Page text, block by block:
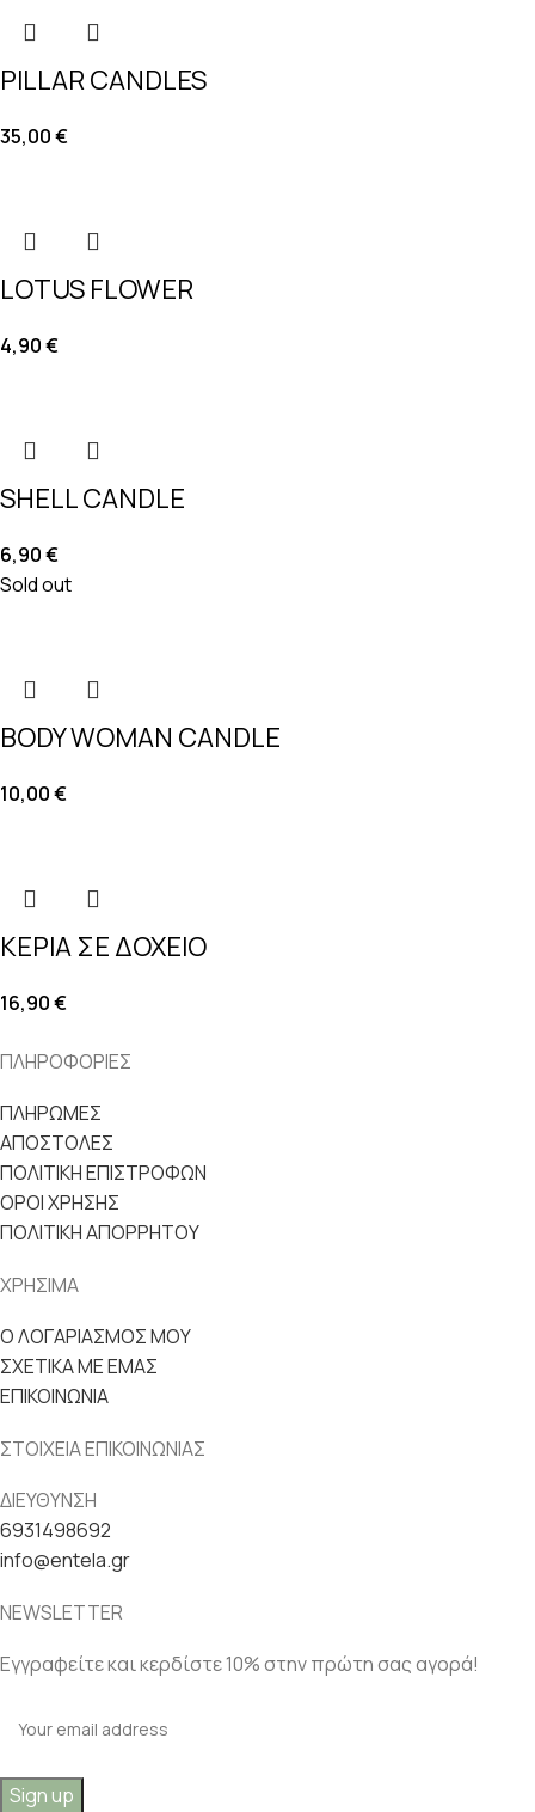
PILLAR CANDLES
35,00€
LOTUS FLOWER
4,90€
SHELL CANDLE
6,90€
Sold out
BODY WOMAN CANDLE
10,00€
ΚΕΡΙΑ ΣΕ ΔΟΧΕΙΟ
16,90€
ΠΛΗΡΟΦΟΡΙΕΣ
ΠΛΗΡΩΜΕΣ
ΑΠΟΣΤΟΛΕΣ
ΠΟΛΙΤΙΚΗ ΕΠΙΣΤΡΟΦΩΝ
ΟΡΟΙ ΧΡΗΣΗΣ
ΠΟΛΙΤΙΚΗ ΑΠΟΡΡΗΤΟΥ
ΧΡΗΣΙΜΑ
Ο ΛΟΓΑΡΙΑΣΜΟΣ ΜΟΥ
ΣΧΕΤΙΚΑ ΜΕ ΕΜΑΣ
ΕΠΙΚΟΙΝΩΝΙΑ
ΣΤΟΙΧΕΙΑ ΕΠΙΚΟΙΝΩΝΙΑΣ
ΔΙΕΥΘΥΝΣΗ
6931498692
info@entela.gr
NEWSLETTER
Εγγραφείτε και κερδίστε 10% στην πρώτη σας αγορά!